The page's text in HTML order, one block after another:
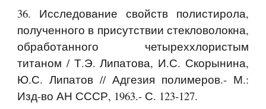
36. Исследование свойств полистирола,
полученного в присутствии стекловолокна,
обработанного четыреххлористым
титаном / Т.Э. Липатова, И.С. Скорынина,
Ю.С. Липатов // Адгезия полимеров.- М.:
Изд-во АН СССР, 1963.- С. 123-127.